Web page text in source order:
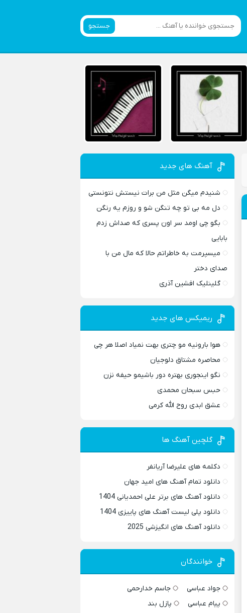
جستجو
آهنگ های جدید
شنیدم میگن مثل من برات نیستش نتونستی
دل مه بی تو چه تنگن شو و روزم یه رنگن
بگو چی اومد سر اون پسری که صداش زدم
بابایی
میسپرمت به خاطراتم حالا که مال من با
صدای دختر
گلینلیک افشین آذری
ریمیکس های جدید
هوا بارونیه مو چتری بهت نمیاد اصلا هر چی
محاصره مشتاق دلوجیان
نگو اینجوری بهتره دور باشیمو حیفه نزن
حبس سبحان محمدی
عشق ابدی روح الله کرمی
گلچین آهنگ ها
دکلمه های علیرضا آریانفر
دانلود تمام آهنگ های امید جهان
دانلود آهنگ های برتر علی احمدیانی 1404
دانلود پلی لیست آهنگ های پاییزی 1404
دانلود آهنگ های انگیزشی 2025
خوانندگان
جواد عباسی
جاسم خدارحمی
پیام عباسی
پازل بند